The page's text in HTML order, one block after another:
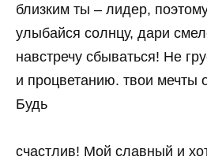
близким ты – лидер,
улыбайся солнцу, дари
навстречу сбываться! Не
и процветанию. твои мечты
Будь
счастлив! Мой славный и